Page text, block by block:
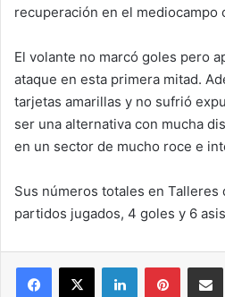
recuperación en el mediocampo
El volante no marcó goles pero
ataque en esta primera mitad.
tarjetas amarillas y no sufrió
ser una alternativa con mucha
en un sector de mucho roce e
Sus números totales en
partidos jugados, 4 goles y 6
Facebook
X LinkedInPinterest